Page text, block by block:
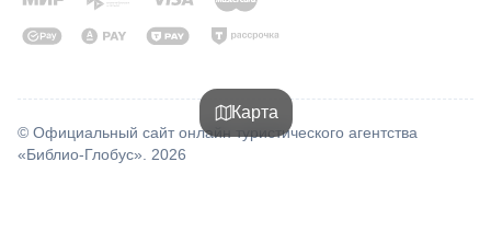
Карта
© Официальный сайт онлайн туристического агентства
«Библио-Глобус». 2026